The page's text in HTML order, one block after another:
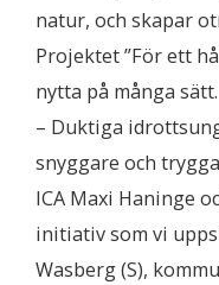
natur, och skapar
Projektet ”För ett
nytta på många sätt.
– Duktiga
snyggare och
ICA Maxi Haninge
initiativ som vi
Wasberg (S),